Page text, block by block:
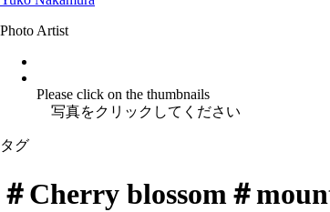
Photo Artist
タグ
＃Cherry blossom＃